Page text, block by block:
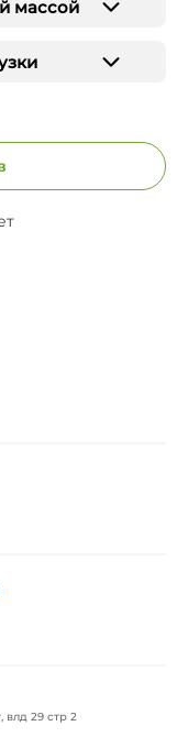
массой
29 стр 2